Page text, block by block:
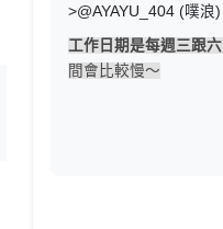
>@AYAYU_404 (噗浪)
工作日期是每週三跟六
間會比較慢～